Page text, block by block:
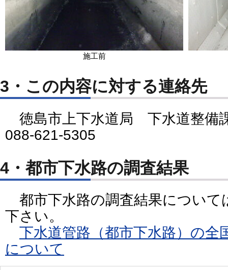
施工前
3・この内容に対する連絡先
徳島市上下水道局 下水道整
088-621-5305
4・都市下水路の調査結果
都市下水路の調査結果について
下さい。
下水道管路（都市下水路）の全
について